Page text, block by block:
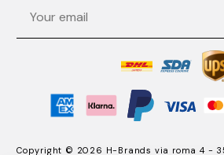
Copyright © 2026 H-Brands via roma 4 -